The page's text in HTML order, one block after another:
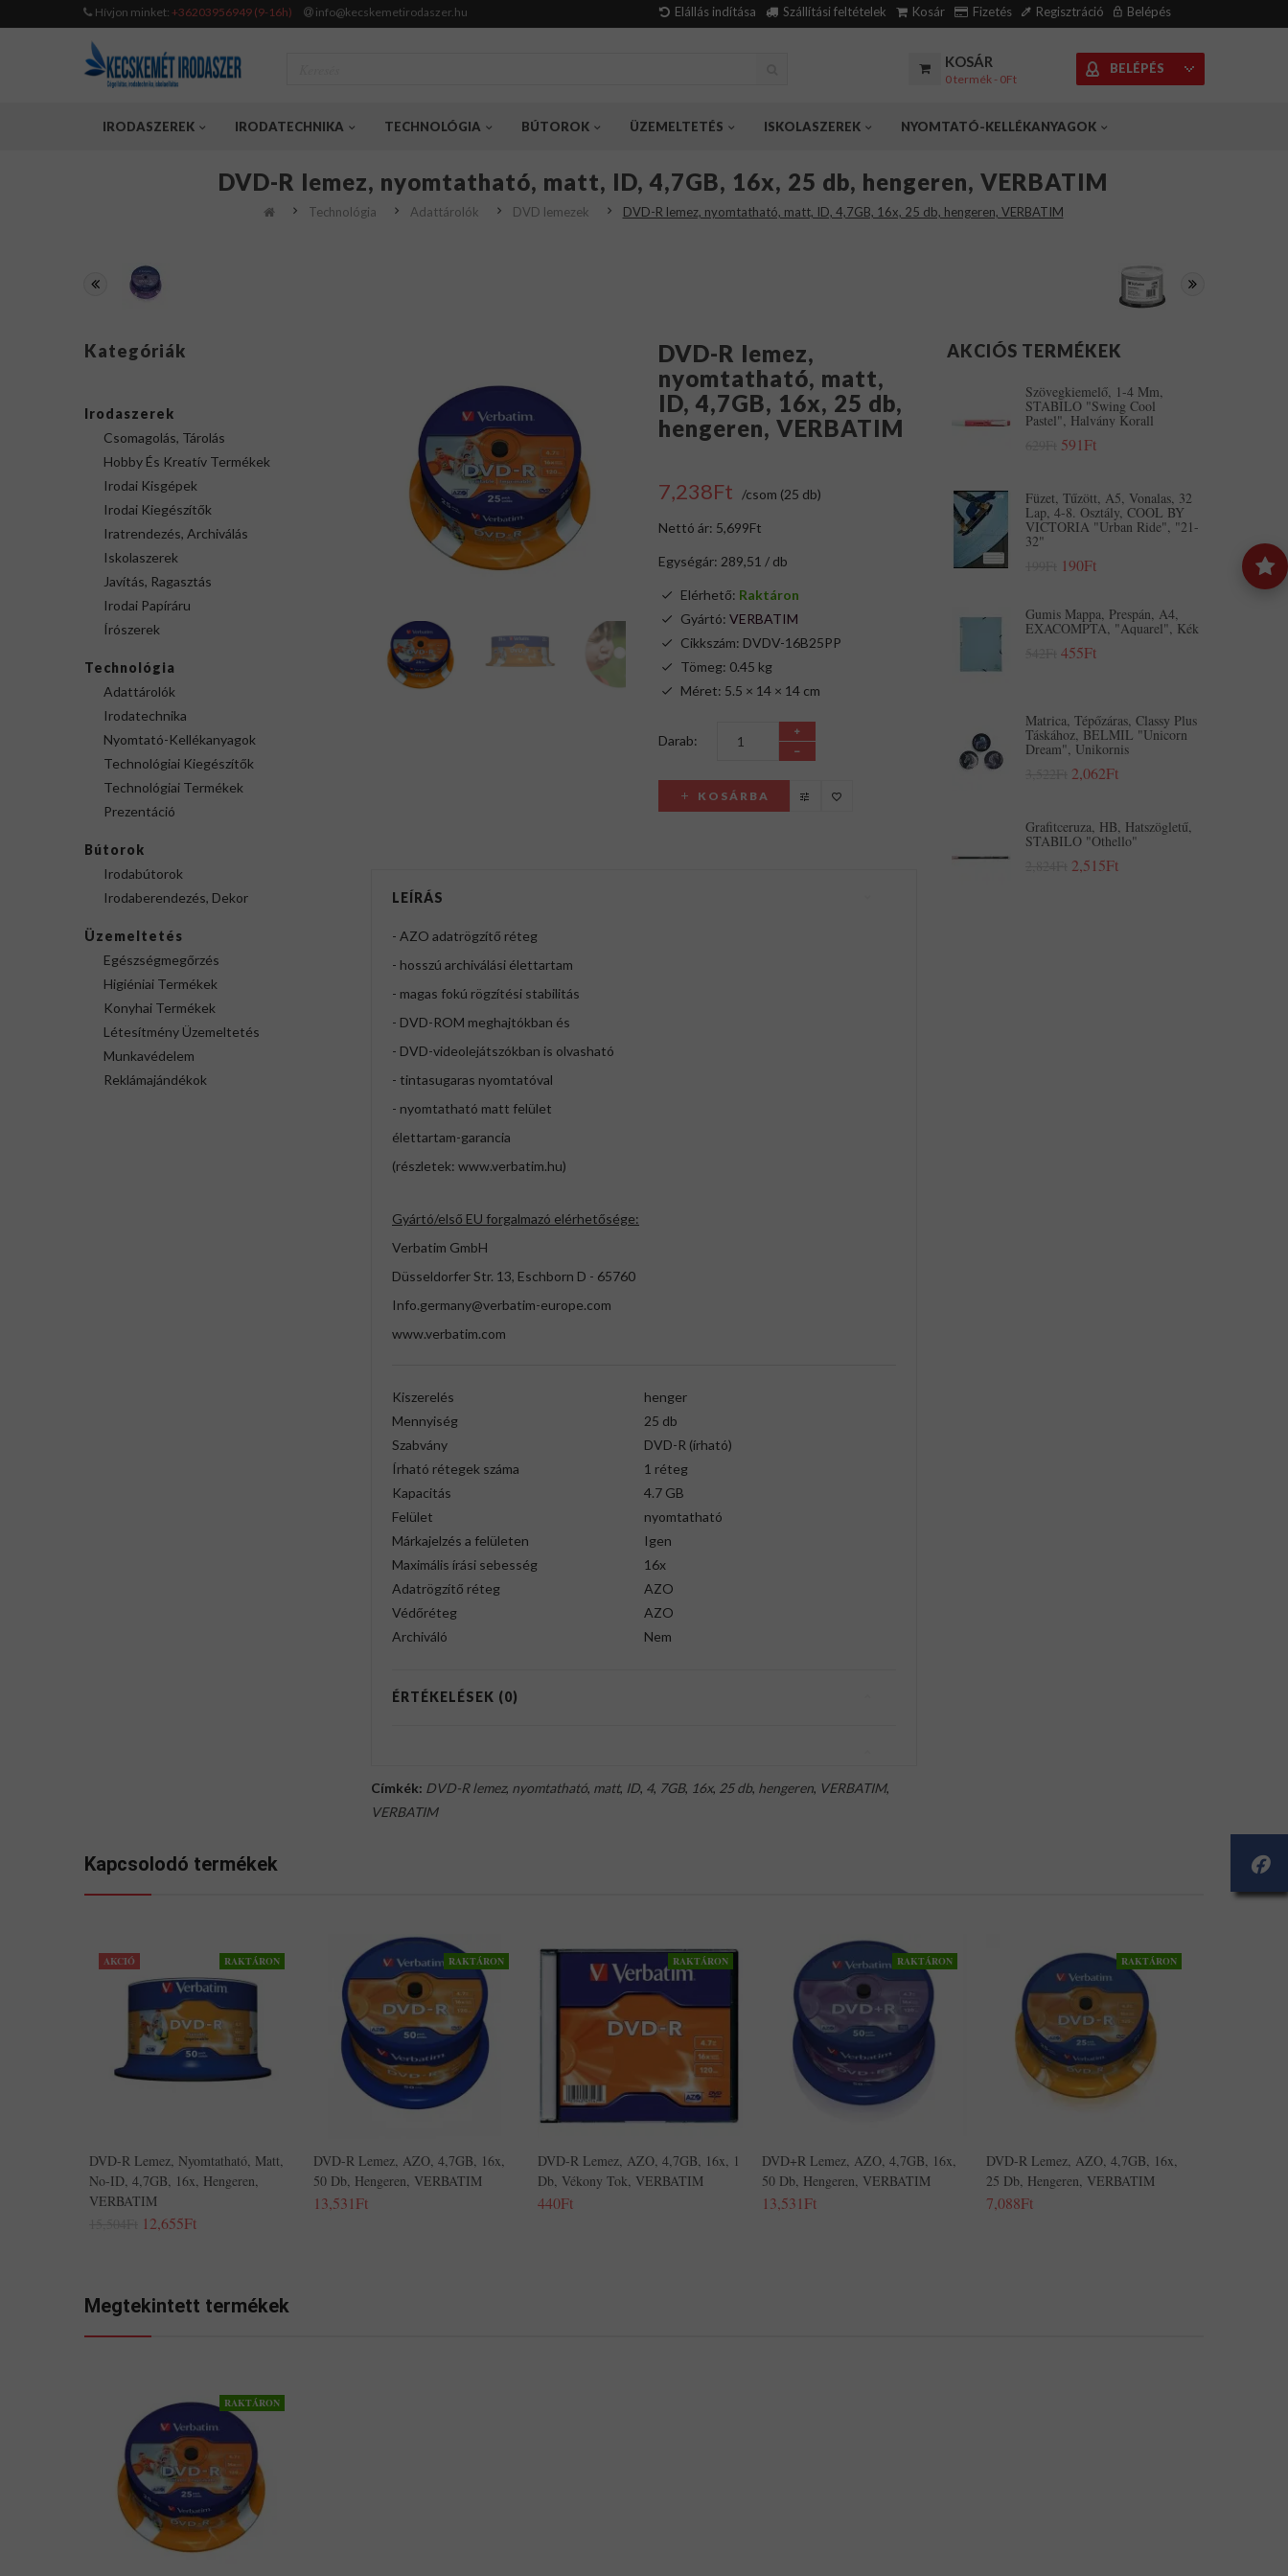
Hívjon minket: +36203956949 (9-16h) info@kecskemetirodaszer.hu Elállás indítása Szállítási feltételek Kosár Fizetés Regisztráció Belépés
KOSÁR
0 termék - 0Ft
BELÉPÉS
IRODASZEREK IRODATECHNIKA TECHNOLÓGIA BÚTOROK ÜZEMELTETÉS ISKOLASZEREK NYOMTATÓ-KELLÉKANYAGOK
DVD-R lemez, nyomtatható, matt, ID, 4,7GB, 16x, 25 db, hengeren, VERBATIM
Technológia Adattárolók DVD lemezek DVD-R lemez, nyomtatható, matt, ID, 4,7GB, 16x, 25 db, hengeren, VERBATIM
Kategóriák
Irodaszerek
Csomagolás, Tárolás
Hobby És Kreatív Termékek
Irodai Kisgépek
Irodai Kiegészítők
Iratrendezés, Archiválás
Iskolaszerek
Javítás, Ragasztás
Irodai Papíráru
Írószerek
Technológia
Adattárolók
Irodatechnika
Nyomtató-Kellékanyagok
Technológiai Kiegészítők
Technológiai Termékek
Prezentáció
Bútorok
Irodabútorok
Irodaberendezés, Dekor
Üzemeltetés
Egészségmegőrzés
Higiéniai Termékek
Konyhai Termékek
Létesítmény Üzemeltetés
Munkavédelem
Reklámajándékok
DVD-R lemez,
nyomtatható, matt,
ID, 4,7GB, 16x, 25 db,
hengeren, VERBATIM
7,238Ft /csom (25 db)
Nettó ár: 5,699Ft
Egységár: 289,51 / db
Elérhető: Raktáron
Gyártó: VERBATIM
Cikkszám: DVDV-16B25PP
Tömeg: 0.45 kg
Méret: 5.5 × 14 × 14 cm
Darab:
KOSÁRBA
LEÍRÁS
- AZO adatrögzítő réteg
- hosszú archiválási élettartam
- magas fokú rögzítési stabilitás
- DVD-ROM meghajtókban és
- DVD-videolejátszókban is olvasható
- tintasugaras nyomtatóval
- nyomtatható matt felület
élettartam-garancia
(részletek: www.verbatim.hu)
Gyártó/első EU forgalmazó elérhetősége:
Verbatim GmbH
Düsseldorfer Str. 13, Eschborn D - 65760
Info.germany@verbatim-europe.com
www.verbatim.com
Kiszerelés
henger
Mennyiség
25 db
Szabvány
DVD-R (írható)
Írható rétegek száma
1 réteg
Kapacitás
4.7 GB
Felület
nyomtatható
Márkajelzés a felületen
Igen
Maximális írási sebesség
16x
Adatrögzítő réteg
AZO
Védőréteg
AZO
Archiváló
Nem
ÉRTÉKELÉSEK (0)
Címkék: DVD-R lemez, nyomtatható, matt, ID, 4, 7GB, 16x, 25 db, hengeren, VERBATIM,
VERBATIM
AKCIÓS TERMÉKEK
Szövegkiemelő, 1-4 Mm,
STABILO "Swing Cool
Pastel", Halvány Korall
591Ft
Füzet, Tűzött, A5, Vonalas, 32
Lap, 4-8. Osztály, COOL BY
VICTORIA "Urban Ride", "21-
32"
190Ft
Gumis Mappa, Prespán, A4,
EXACOMPTA, "Aquarel", Kék
455Ft
Matrica, Tépőzáras, Classy Plus
Táskához, BELMIL "Unicorn
Dream", Unikornis
2,062Ft
Grafitceruza, HB, Hatszögletű,
STABILO "Othello"
2,515Ft
Kapcsolodó termékek
AKCIÓ RAKTÁRON
DVD-R Lemez, Nyomtatható, Matt,
No-ID, 4,7GB, 16x, Hengeren,
VERBATIM
12,655Ft
RAKTÁRON
DVD-R Lemez, AZO, 4,7GB, 16x,
50 Db, Hengeren, VERBATIM
13,531Ft
RAKTÁRON
DVD-R Lemez, AZO, 4,7GB, 16x, 1
Db, Vékony Tok, VERBATIM
440Ft
RAKTÁRON
DVD+R Lemez, AZO, 4,7GB, 16x,
50 Db, Hengeren, VERBATIM
13,531Ft
RAKTÁRON
DVD-R Lemez, AZO, 4,7GB, 16x,
25 Db, Hengeren, VERBATIM
7,088Ft
Megtekintett termékek
RAKTÁRON